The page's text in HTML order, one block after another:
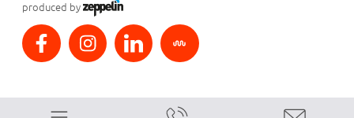
produced by